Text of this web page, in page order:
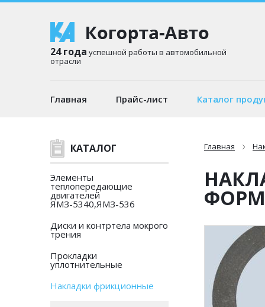
24 года успешной работы в автомобильной
отрасли
Главная Прайс-лист Каталог
КАТАЛОГ
Элементы
теплопередающие
двигателей
ЯМЗ-5340,ЯМЗ-536
Диски и контртела мокрого
трения
Прокладки
уплотнительные
Накладки фрикционные
Главная